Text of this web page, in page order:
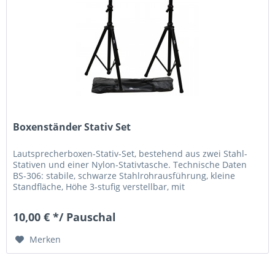
Boxenständer Stativ Set
Lautsprecherboxen-Stativ-Set, bestehend aus zwei Stahl-
Stativen und einer Nylon-Stativtasche. Technische Daten
BS-306: stabile, schwarze Stahlrohrausführung, kleine
Standfläche, Höhe 3-stufig verstellbar, mit
10,00 € */ Pauschal
Merken